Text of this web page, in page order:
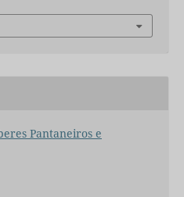
Pantaneiros e